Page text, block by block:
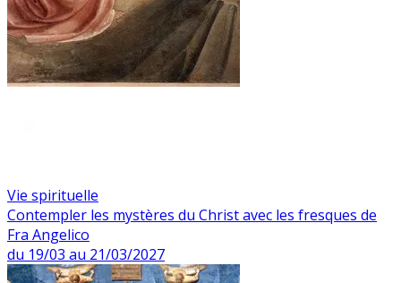
Vie spirituelle
Contempler les mystères du Christ avec les fresques de
Fra Angelico
du 19/03 au 21/03/2027